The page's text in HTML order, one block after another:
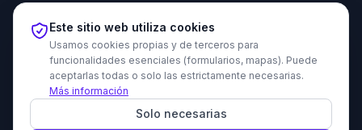
Lun–Jue: 10:00–14:00 y 16:30–20:00
Vie: 10:00–14:00
© 2026 Tecni Estudio. Todos los derechos reservados.
Proyecto recomendado - Haz amigos nuevos gratis
Este sitio web utiliza cookies
Usamos cookies propias y de terceros para
funcionalidades esenciales (formularios, mapas). Puede
aceptarlas todas o solo las estrictamente necesarias.
Más información
Solo necesarias